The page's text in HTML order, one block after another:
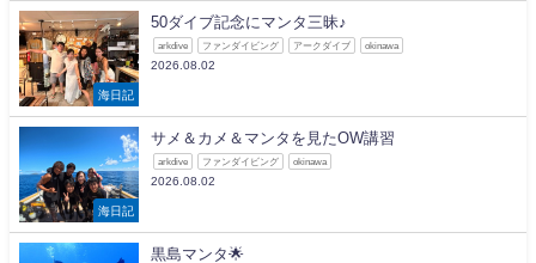
海日記
50ダイブ記念にマンタ三昧♪
arkdive ファンダイビング アークダイブ okinawa
2026.08.02
海日記
サメ＆カメ＆マンタを見たOW講習
arkdive ファンダイビング okinawa
2026.08.02
黒島マンタ🌟